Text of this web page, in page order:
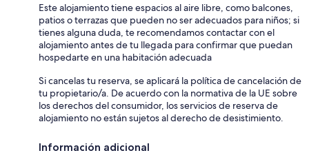
Este alojamiento tiene espacios al aire libre, como balcones,
patios o terrazas que pueden no ser adecuados para niños; si
tienes alguna duda, te recomendamos contactar con el
alojamiento antes de tu llegada para confirmar que puedan
hospedarte en una habitación adecuada
Si cancelas tu reserva, se aplicará la política de cancelación de
tu propietario/a. De acuerdo con la normativa de la UE sobre
los derechos del consumidor, los servicios de reserva de
alojamiento no están sujetos al derecho de desistimiento.
Información adicional